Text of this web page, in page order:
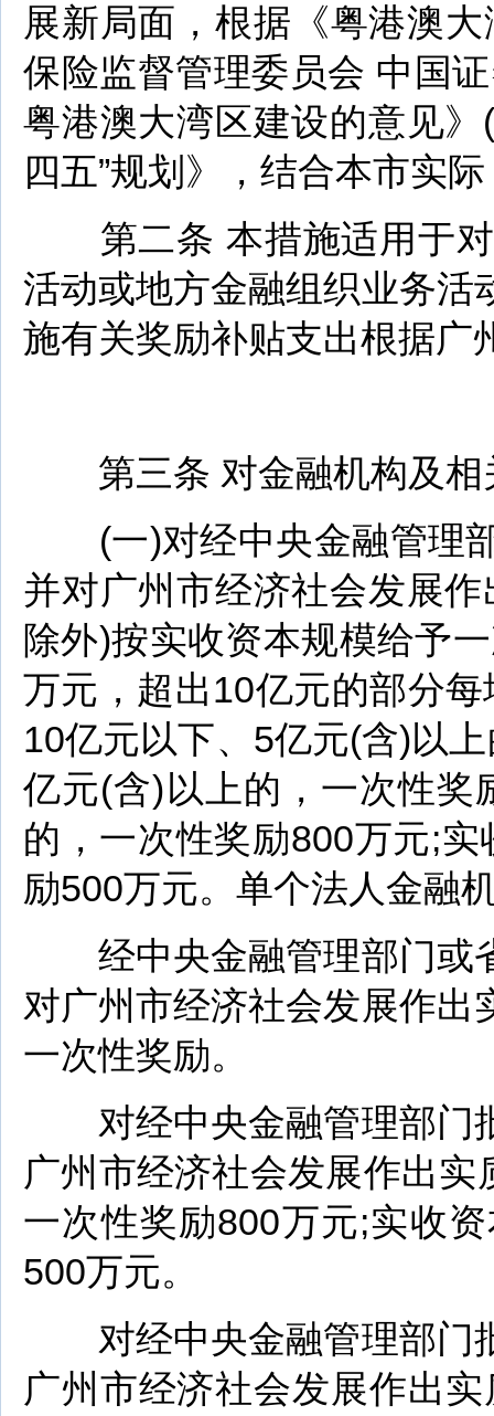
展新局面，根据《粤港澳
保险监督管理委员会 中国
粤港澳大湾区建设的意见
四五”规划》，结合本市实
第二条 本措施适用于对
活动或地方金融组织业务活
施有关奖励补贴支出根据广
第三条 对金融机构及相
(一)对经中央金融管理部
并对广州市经济社会发展
除外)按实收资本规模给予
万元，超出10亿元的部分
10亿元以下、5亿元(含)以
亿元(含)以上的，一次性奖
的，一次性奖励800万元;
励500万元。单个法人金融
经中央金融管理部门或省
对广州市经济社会发展作出
一次性奖励。
对经中央金融管理部门批
广州市经济社会发展作出
一次性奖励800万元;实收
500万元。
对经中央金融管理部门批
广州市经济社会发展作出